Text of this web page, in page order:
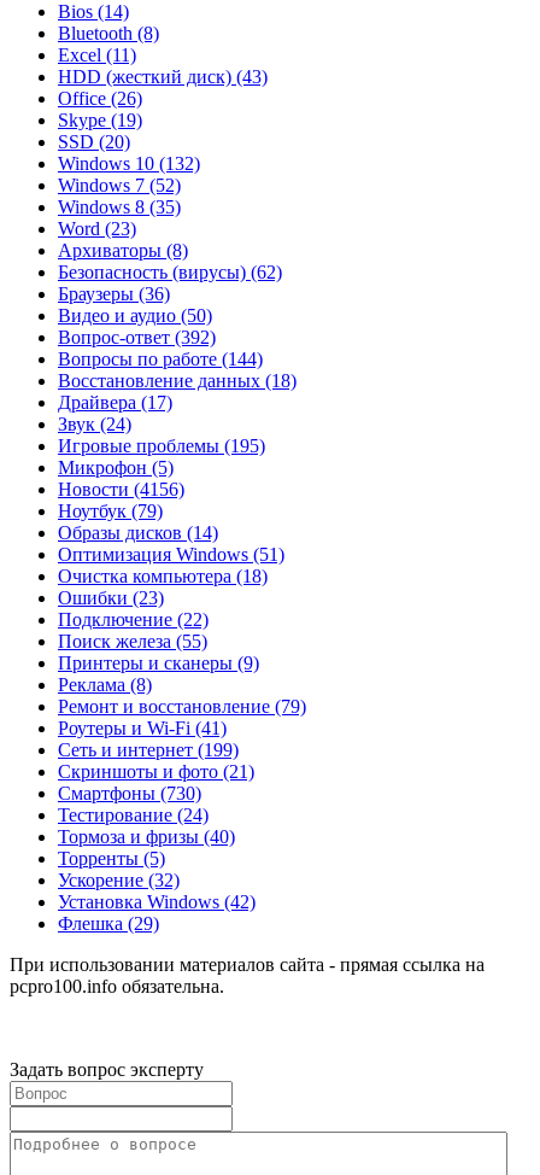
Bios (14)
Bluetooth (8)
Excel (11)
HDD (жесткий диск) (43)
Office (26)
Skype (19)
SSD (20)
Windows 10 (132)
Windows 7 (52)
Windows 8 (35)
Word (23)
Архиваторы (8)
Безопасность (вирусы) (62)
Браузеры (36)
Видео и аудио (50)
Вопрос-ответ (392)
Вопросы по работе (144)
Восстановление данных (18)
Драйвера (17)
Звук (24)
Игровые проблемы (195)
Микрофон (5)
Новости (4156)
Ноутбук (79)
Образы дисков (14)
Оптимизация Windows (51)
Очистка компьютера (18)
Ошибки (23)
Подключение (22)
Поиск железа (55)
Принтеры и сканеры (9)
Реклама (8)
Ремонт и восстановление (79)
Роутеры и Wi-Fi (41)
Сеть и интернет (199)
Скриншоты и фото (21)
Смартфоны (730)
Тестирование (24)
Тормоза и фризы (40)
Торренты (5)
Ускорение (32)
Установка Windows (42)
Флешка (29)
При использовании материалов сайта - прямая ссылка на
pcpro100.info обязательна.
Задать вопрос эксперту